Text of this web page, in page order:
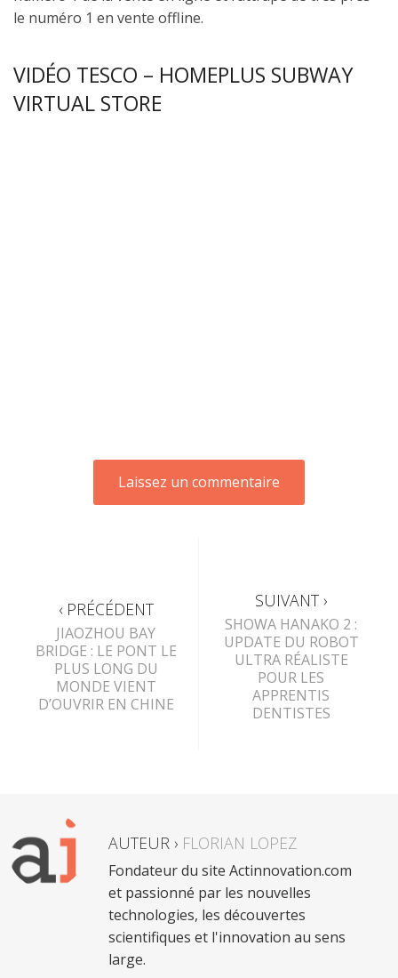
le numéro 1 en vente offline.
VIDÉO TESCO – HOMEPLUS SUBWAY
VIRTUAL STORE
‹ PRÉCÉDENT
JIAOZHOU BAY
BRIDGE : LE PONT LE
PLUS LONG DU
MONDE VIENT
D’OUVRIR EN CHINE
SUIVANT ›
SHOWA HANAKO 2 :
UPDATE DU ROBOT
ULTRA RÉALISTE
POUR LES
APPRENTIS
DENTISTES
AUTEUR › FLORIAN LOPEZ
Fondateur du site Actinnovation.com
et passionné par les nouvelles
technologies, les découvertes
scientifiques et l'innovation au sens
large.